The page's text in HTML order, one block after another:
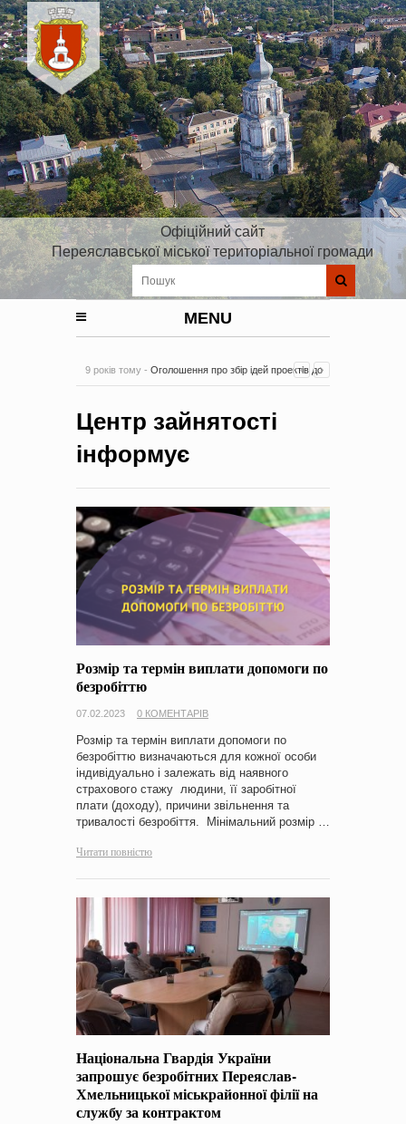
Офіційний сайт
Переяславської міської територіальної громади
MENU
9 років тому - Оголошення про збір ідей проектів до
на період 2018 – 2020 роки Оголошення про збір ідей
проектів - 0 Коментарів
Центр зайнятості
інформує
Розмір та термін виплати допомоги по
безробіттю
07.02.2023 0 КОМЕНТАРІВ
Розмір та термін виплати допомоги по
безробіттю визначаються для кожної особи
індивідуально і залежать від наявного
страхового стажу людини, її заробітної
плати (доходу), причини звільнення та
тривалості безробіття. Мінімальний розмір …
Читати повністю
Національна Гвардія України
запрошує безробітних Переяслав-
Хмельницької міськрайонної філії на
службу за контрактом